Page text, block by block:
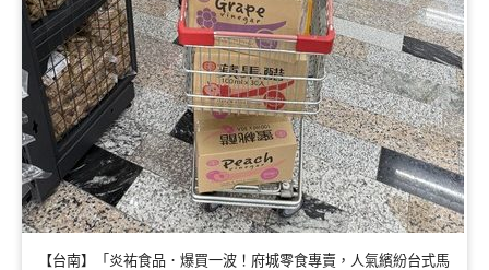
【台南】「炎祐食品．爆買一波！府城零食專賣，人氣繽紛台式馬